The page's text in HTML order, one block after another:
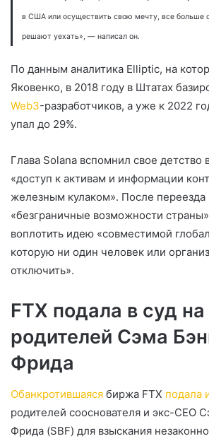
в США или осуществить свою мечту, все больше
решают уехать», — написал он.
По данным аналитика Elliptic, на
Яковенко, в 2018 году в Штатах
Web3-разработчиков, а уже к 2022
упал до 29%.
Глава Solana вспомнил свое детство
«доступ к активам и информации
железным кулаком». После
«безграничные возможности
воплотить идею «совместимой
которую ни один человек или
отключить».
FTX подала в суд на
родителей Сэма
Фрида
Обанкротившаяся биржа FTX подала
родителей сооснователя и экс-CEO
Фрида (SBF) для взыскания